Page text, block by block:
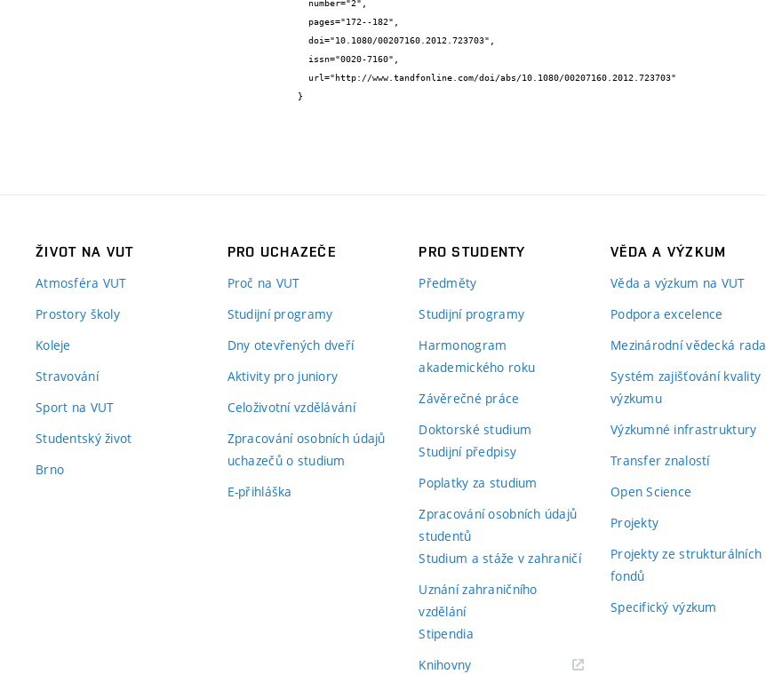
}
ŽIVOT NA VUT
Atmosféra VUT
Prostory školy
Koleje
Stravování
Sport na VUT
Studentský život
Brno
PRO UCHAZEČE
Proč na VUT
Studijní programy
Dny otevřených dveří
Aktivity pro juniory
Celoživotní vzdělávání
Zpracování osobních údajů
uchazečů o studium
E-přihláška
PRO STUDENTY
Předměty
Studijní programy
Harmonogram
akademického roku
Závěrečné práce
Doktorské studium
Studijní předpisy
Poplatky za studium
Zpracování osobních údajů
studentů
Studium a stáže v zahraničí
Uznání zahraničního
vzdělání
Stipendia
Knihovny(externí
VĚDA A VÝZKUM
Věda a výzkum na VUT
Podpora excelence
Mezinárodní vědecká rada
Systém zajišťování kvality
výzkumu
Výzkumné infrastruktury
Transfer znalostí
Open Science
Projekty
Projekty ze strukturálních
fondů
Specifický výzkum